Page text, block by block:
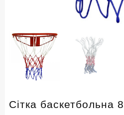
Сітка баскетбольна